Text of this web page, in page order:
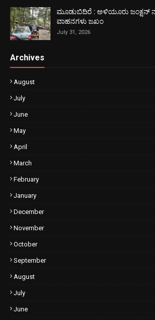
ಮೂಡುಬಿದಿರೆ : ಅಳಿಯೂರು ಜಂಕ್ಷನ್
ವಾಹನಗಳು ಜಖಂ
July 31, 2026
Archives
August
July
June
May
April
March
February
January
December
November
October
September
August
July
June